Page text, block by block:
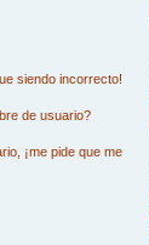
siendo incorrecto!
de usuario?
¡me pide que me